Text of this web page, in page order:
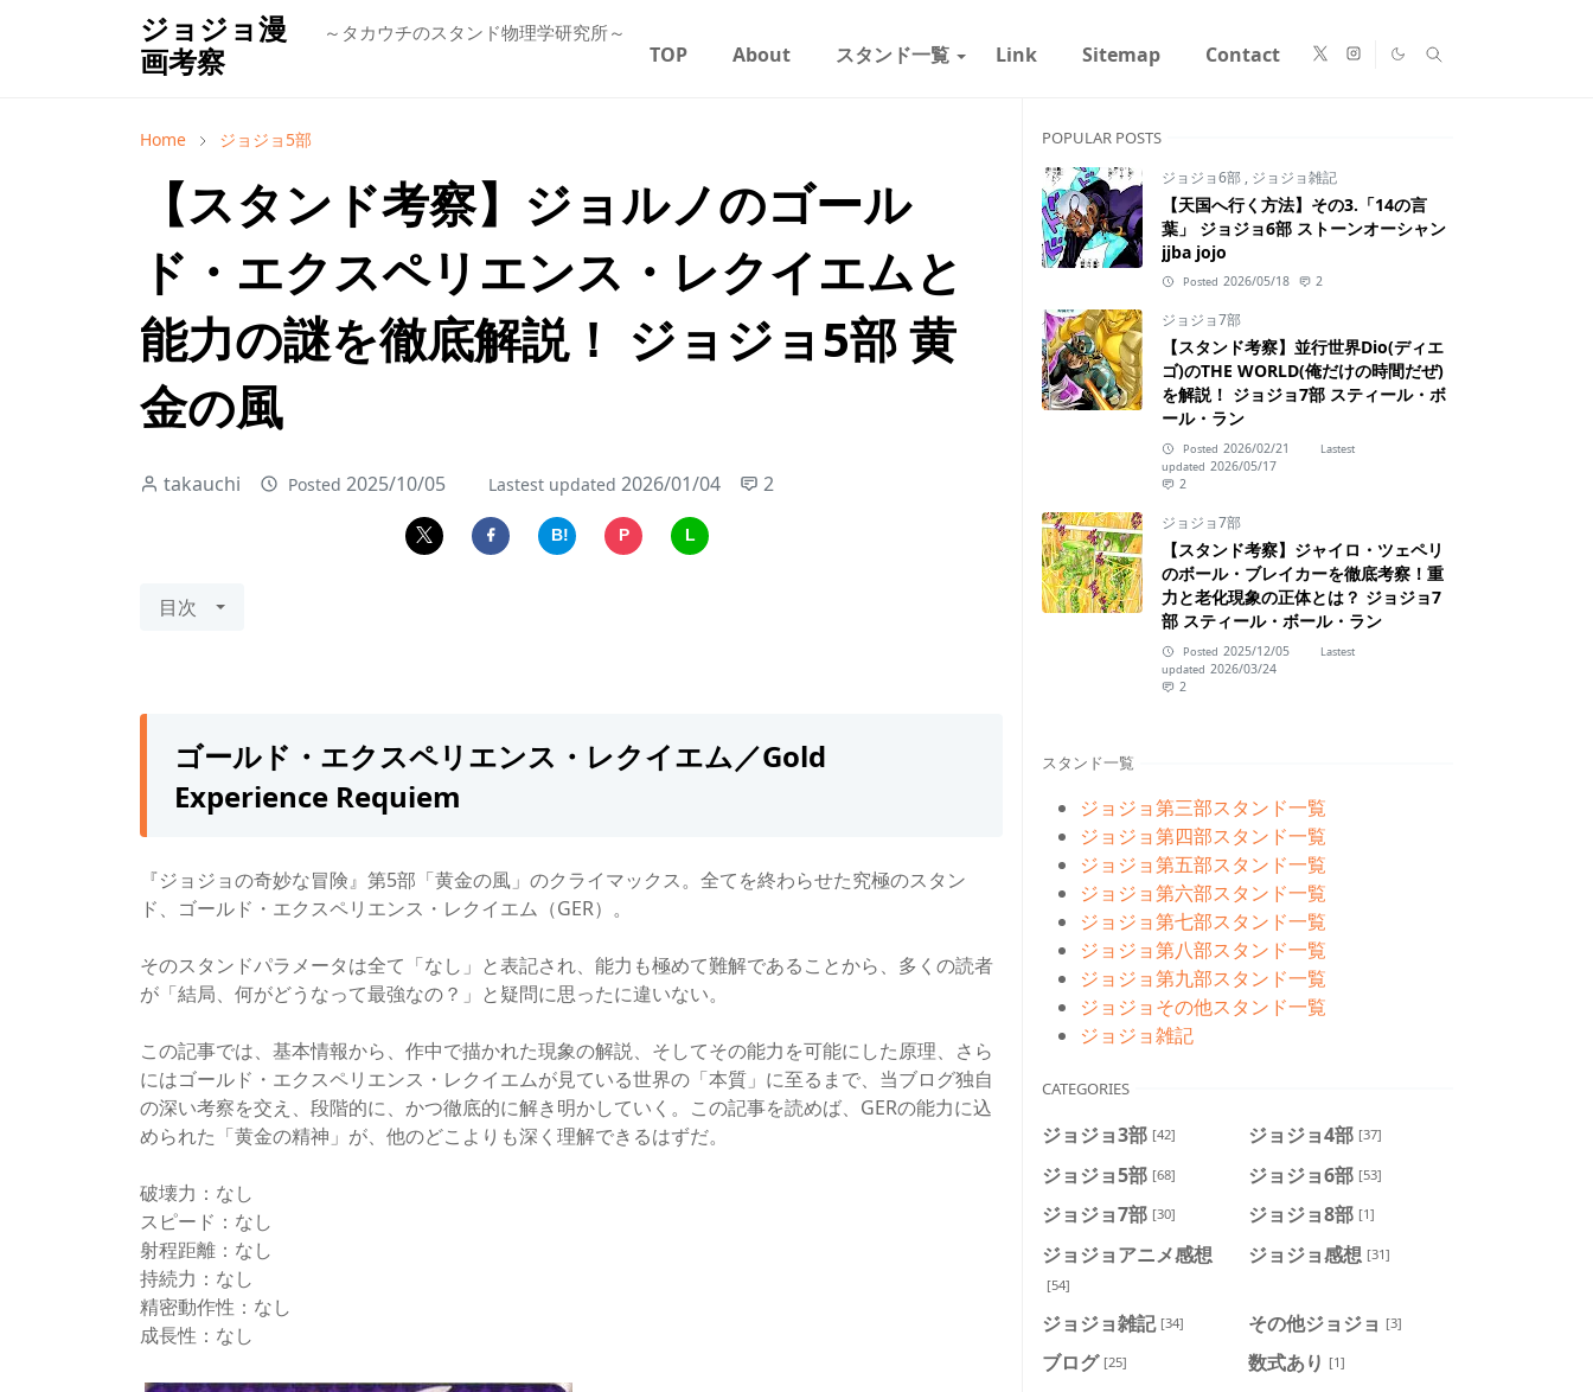
ジョジョ漫
画考察
～タカウチのスタンド物理学研究所～
TOP About スタンド一覧 Link Sitemap Contact
Home ジョジョ5部
【スタンド考察】ジョルノのゴール
ド・エクスペリエンス・レクイエムと
能力の謎を徹底解説！ ジョジョ5部 黄
金の風
takauchi Posted 2025/10/05 Lastest updated 2026/01/04 2
B! P L
目次
ゴールド・エクスペリエンス・レクイエム／Gold
Experience Requiem
『ジョジョの奇妙な冒険』第5部「黄金の風」のクライマックス。全てを終わらせた究極のスタン
ド、ゴールド・エクスペリエンス・レクイエム（GER）。
そのスタンドパラメータは全て「なし」と表記され、能力も極めて難解であることから、多くの読者
が「結局、何がどうなって最強なの？」と疑問に思ったに違いない。
この記事では、 基本情報から、 作中で描かれた現象の解説、そしてその能力を可能にした原理、さら
にはゴールド・エクスペリエンス・レクイエムが見ている世界の「本質」に至るまで、当ブログ独自
の深い考察を交え、段階的に、かつ徹底的に解き明かしていく。この記事を読めば、GERの能力に込
められた「黄金の精神」が、他のどこよりも深く理解できるはずだ。
破壊力：なし
スピード：なし
射程距離：なし
持続力：なし
精密動作性：なし
成長性：なし
POPULAR POSTS
ジョジョ6部 , ジョジョ雑記
【天国へ行く方法】その3.「14の言
葉」 ジョジョ6部 ストーンオーシャン
jjba jojo
Posted 2026/05/18 2
ジョジョ7部
【スタンド考察】並行世界Dio(ディエ
ゴ)のTHE WORLD(俺だけの時間だぜ)
を解説！ ジョジョ7部 スティール・ボ
ール・ラン
Posted 2026/02/21
Lastest
updated 2026/05/17
2
ジョジョ7部
【スタンド考察】ジャイロ・ツェペリ
のボール・ブレイカーを徹底考察！重
力と老化現象の正体とは？ ジョジョ7
部 スティール・ボール・ラン
Posted 2025/12/05
Lastest
updated 2026/03/24
2
スタンド一覧
ジョジョ第三部スタンド一覧
ジョジョ第四部スタンド一覧
ジョジョ第五部スタンド一覧
ジョジョ第六部スタンド一覧
ジョジョ第七部スタンド一覧
ジョジョ第八部スタンド一覧
ジョジョ第九部スタンド一覧
ジョジョその他スタンド一覧
ジョジョ雑記
CATEGORIES
ジョジョ3部 [42] ジョジョ4部 [37]
ジョジョ5部 [68] ジョジョ6部 [53]
ジョジョ7部 [30] ジョジョ8部 [1]
ジョジョアニメ感想
[54]
ジョジョ感想 [31]
ジョジョ雑記 [34] その他ジョジョ [3]
ブログ [25] 数式あり [1]